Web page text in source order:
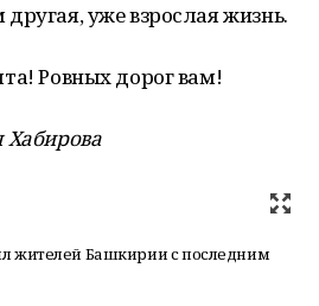
уже взрослая жизнь.
Ровных дорог вам!
Хабирова
жителей Башкирии с последним